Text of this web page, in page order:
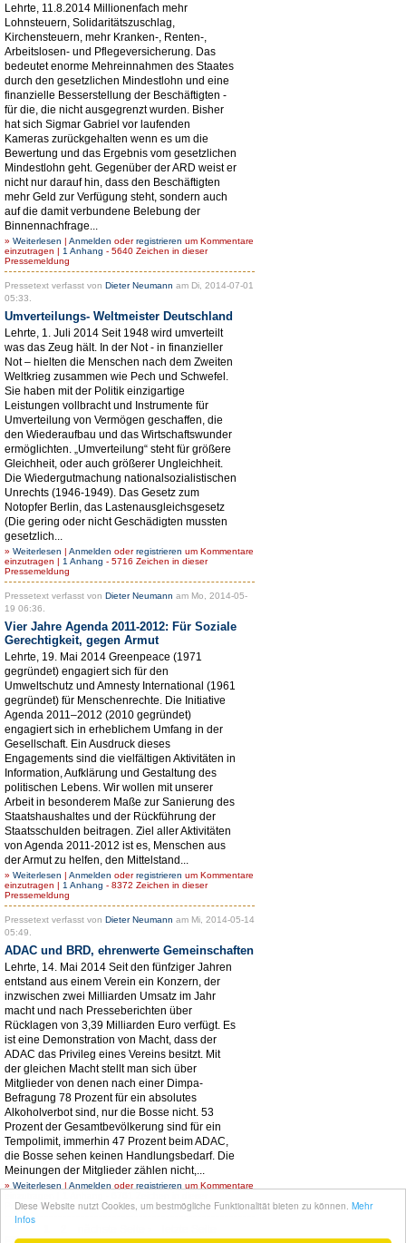
Diese Website nutzt Cookies, um bestmögliche Funktionalität bieten zu können. Mehr
Infos
Lehrte, 11.8.2014 Millionenfach mehr
Lohnsteuern, Solidaritätszuschlag,
Kirchensteuern, mehr Kranken-, Renten-,
Arbeitslosen- und Pflegeversicherung. Das
bedeutet enorme Mehreinnahmen des Staates
durch den gesetzlichen Mindestlohn und eine
finanzielle Besserstellung der Beschäftigten -
für die, die nicht ausgegrenzt wurden. Bisher
hat sich Sigmar Gabriel vor laufenden
Kameras zurückgehalten wenn es um die
Bewertung und das Ergebnis vom gesetzlichen
Mindestlohn geht. Gegenüber der ARD weist er
nicht nur darauf hin, dass den Beschäftigten
mehr Geld zur Verfügung steht, sondern auch
auf die damit verbundene Belebung der
Binnennachfrage...
» Weiterlesen | Anmelden oderregistrieren um Kommentare
einzutragen | 1 Anhang - 5640 Zeichen in dieser
Pressemeldung
Pressetext verfasst von Dieter Neumann am Di, 2014-07-01
05:33.
Umverteilungs- Weltmeister Deutschland
Lehrte, 1. Juli 2014 Seit 1948 wird umverteilt
was das Zeug hält. In der Not - in finanzieller
Not – hielten die Menschen nach dem Zweiten
Weltkrieg zusammen wie Pech und Schwefel.
Sie haben mit der Politik einzigartige
Leistungen vollbracht und Instrumente für
Umverteilung von Vermögen geschaffen, die
den Wiederaufbau und das Wirtschaftswunder
ermöglichten. „Umverteilung“ steht für größere
Gleichheit, oder auch größerer Ungleichheit.
Die Wiedergutmachung nationalsozialistischen
Unrechts (1946-1949). Das Gesetz zum
Notopfer Berlin, das Lastenausgleichsgesetz
(Die gering oder nicht Geschädigten mussten
gesetzlich...
» Weiterlesen | Anmelden oderregistrieren um Kommentare
einzutragen | 1 Anhang - 5716 Zeichen in dieser
Pressemeldung
Pressetext verfasst von Dieter Neumann am Mo, 2014-05-
19 06:36.
Vier Jahre Agenda 2011-2012: Für Soziale
Gerechtigkeit, gegen Armut
Lehrte, 19. Mai 2014 Greenpeace (1971
gegründet) engagiert sich für den
Umweltschutz und Amnesty International (1961
gegründet) für Menschenrechte. Die Initiative
Agenda 2011–2012 (2010 gegründet)
engagiert sich in erheblichem Umfang in der
Gesellschaft. Ein Ausdruck dieses
Engagements sind die vielfältigen Aktivitäten in
Information, Aufklärung und Gestaltung des
politischen Lebens. Wir wollen mit unserer
Arbeit in besonderem Maße zur Sanierung des
Staatshaushaltes und der Rückführung der
Staatsschulden beitragen. Ziel aller Aktivitäten
von Agenda 2011-2012 ist es, Menschen aus
der Armut zu helfen, den Mittelstand...
» Weiterlesen | Anmelden oderregistrieren um Kommentare
einzutragen | 1 Anhang - 8372 Zeichen in dieser
Pressemeldung
Pressetext verfasst von Dieter Neumann am Mi, 2014-05-14
05:49.
ADAC und BRD, ehrenwerte Gemeinschaften
Lehrte, 14. Mai 2014 Seit den fünfziger Jahren
entstand aus einem Verein ein Konzern, der
inzwischen zwei Milliarden Umsatz im Jahr
macht und nach Presseberichten über
Rücklagen von 3,39 Milliarden Euro verfügt. Es
ist eine Demonstration von Macht, dass der
ADAC das Privileg eines Vereins besitzt. Mit
der gleichen Macht stellt man sich über
Mitglieder von denen nach einer Dimpa-
Befragung 78 Prozent für ein absolutes
Alkoholverbot sind, nur die Bosse nicht. 53
Prozent der Gesamtbevölkerung sind für ein
Tempolimit, immerhin 47 Prozent beim ADAC,
die Bosse sehen keinen Handlungsbedarf. Die
Meinungen der Mitglieder zählen nicht,...
» Weiterlesen | Anmelden oderregistrieren um Kommentare
Pressemeldung